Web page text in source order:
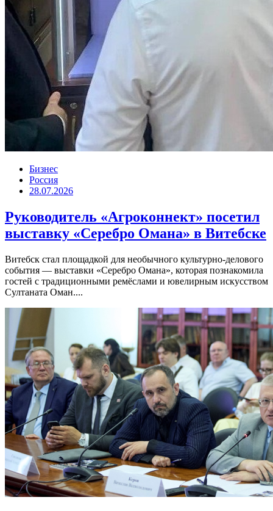
Бизнес
Россия
28.07.2026
Руководитель «Агроконнект» посетил
выставку «Серебро Омана» в Витебске
Витебск стал площадкой для необычного культурно-делового
события — выставки «Серебро Омана», которая познакомила
гостей с традиционными ремёслами и ювелирным искусством
Султаната Оман....